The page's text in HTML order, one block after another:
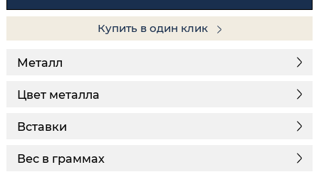
Купить в один клик
Металл
Цвет металла
Вставки
Вес в граммах